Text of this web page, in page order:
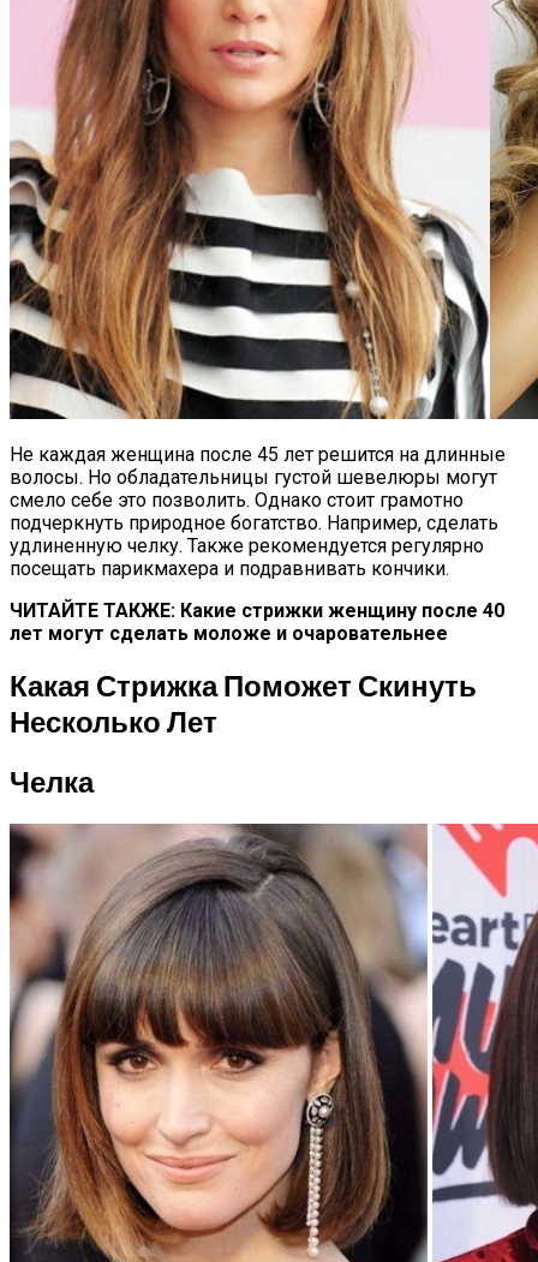
Не каждая женщина после 45 лет решится на длинные
волосы. Но обладательницы густой шевелюры могут
смело себе это позволить. Однако стоит грамотно
подчеркнуть природное богатство. Например, сделать
удлиненную челку. Также рекомендуется регулярно
посещать парикмахера и подравнивать кончики.
ЧИТАЙТЕ ТАКЖЕ: Какие стрижки женщину после 40
лет могут сделать моложе и очаровательнее
Какая Стрижка Поможет Скинуть
Несколько Лет
Челка